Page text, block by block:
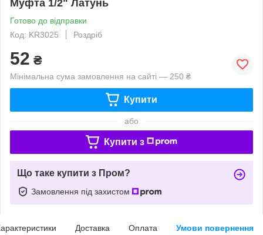
Муфта 1/2" Латунь
Готово до відправки
Код: KR3025
Роздріб
52 ₴
Мінімальна сума замовлення на сайті — 250 ₴
Купити
або
Купити з
Що таке купити з Пром?
Замовлення під захистом
Доставка Оплата Умови повернення